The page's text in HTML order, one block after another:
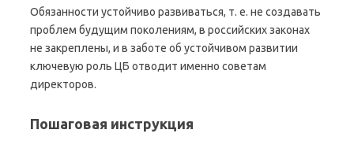
Обязанности устойчиво развиваться, т. е. не создавать
проблем будущим поколениям, в российских законах
не закреплены, и в заботе об устойчивом развитии
ключевую роль ЦБ отводит именно советам
директоров.
Пошаговая инструкция